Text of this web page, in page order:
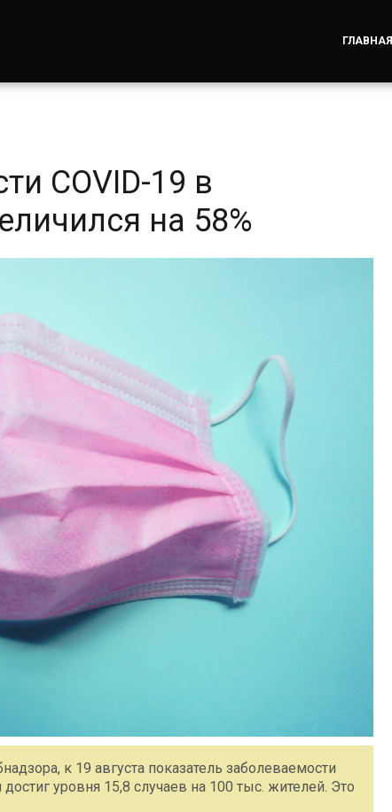
ГЛАВНАЯ
COVID-19 в
на 58%
к 19 августа показатель заболеваемости
уровня 15,8 случаев на 100 тыс. жителей. Это